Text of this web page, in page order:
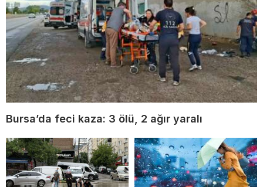
Bursa’da feci kaza: 3 ölü, 2 ağır yaralı